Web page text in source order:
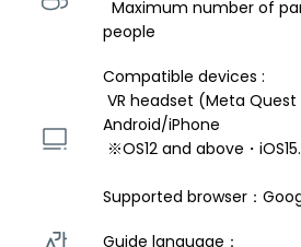
  Maximum number of participants：up to 10
people
Compatible devices :
VR headset (Meta Quest 2)・PC・
Android/iPhone
※OS12 and above・
Supported browser：
Guide language：